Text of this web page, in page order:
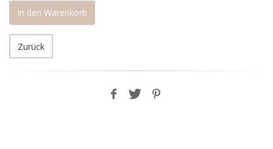
In den Warenkorb
Zurück